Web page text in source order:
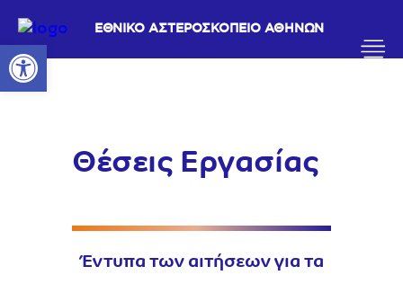
Ανοίξτε τη γραμμή εργαλείων
ΕΘΝΙΚΟ ΑΣΤΕΡΟΣΚΟΠΕΙΟ ΑΘΗΝΩΝ
Θέσεις Εργασίας
Έντυπα των αιτήσεων για τα